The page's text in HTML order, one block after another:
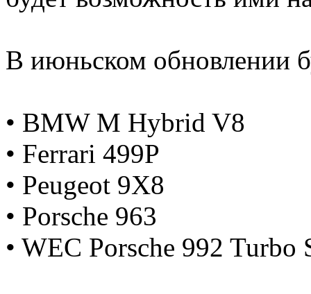
В июньском обновлении
• BMW M Hybrid V8
• Ferrari 499P
• Peugeot 9X8
• Porsche 963
• WEC Porsche 992 Turbo